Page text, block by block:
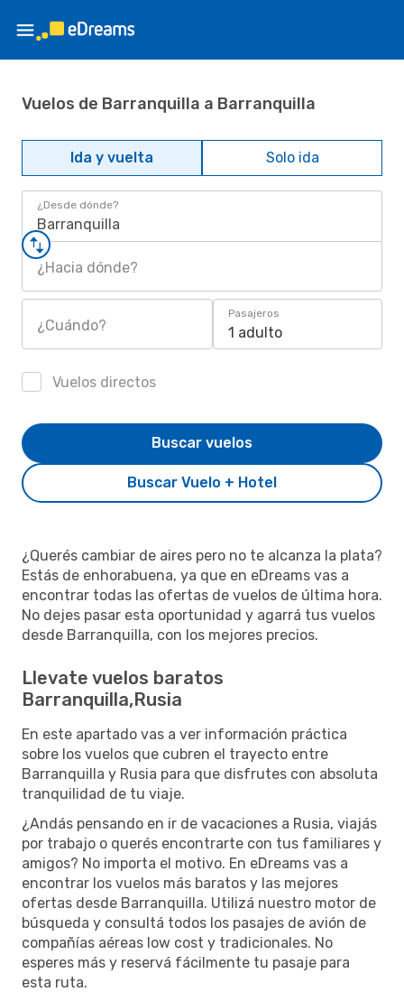
Vuelos de Barranquilla a Barranquilla
Ida y vuelta Solo ida
¿Desde dónde?
Barranquilla
¿Hacia dónde?
¿Cuándo?
Pasajeros
1 adulto
Vuelos directos
Buscar Vuelo + Hotel
Buscar vuelos
¿Querés cambiar de aires pero no te alcanza la plata?
Estás de enhorabuena, ya que en eDreams vas a
encontrar todas las ofertas de vuelos de última hora.
No dejes pasar esta oportunidad y agarrá tus vuelos
desde Barranquilla, con los mejores precios.
Llevate vuelos baratos
Barranquilla,Rusia
En este apartado vas a ver información práctica
sobre los vuelos que cubren el trayecto entre
Barranquilla y Rusia para que disfrutes con absoluta
tranquilidad de tu viaje.
¿Andás pensando en ir de vacaciones a Rusia, viajás
por trabajo o querés encontrarte con tus familiares y
amigos? No importa el motivo. En eDreams vas a
encontrar los vuelos más baratos y las mejores
ofertas desde Barranquilla. Utilizá nuestro motor de
búsqueda y consultá todos los pasajes de avión de
compañías aéreas low cost y tradicionales. No
esperes más y reservá fácilmente tu pasaje para
esta ruta.